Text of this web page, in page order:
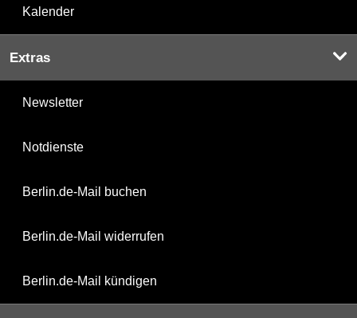
Kalender
Extras
Newsletter
Notdienste
Berlin.de-Mail buchen
Berlin.de-Mail widerrufen
Berlin.de-Mail kündigen